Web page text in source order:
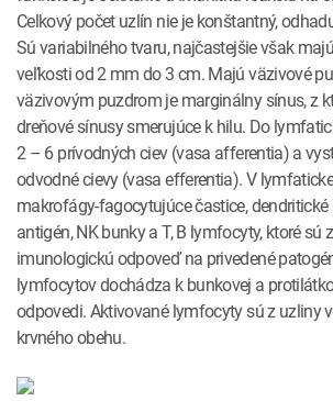
Celkový počet uzlín nie je konštantný,
Sú variabilného tvaru, najčastejšie však
veľkosti od 2 mm do 3 cm. Majú väzivové
väzivovým puzdrom je marginálny sínus, z
dreňové sínusy smerujúce k hilu. Do
2 – 6 prívodných ciev (vasa afferentia) a
odvodné cievy (vasa efferentia). V
makrofágy­‑fagocytujúce častice,
antigén, NK bunky a T, B lymfocyty, ktoré sú
imunologickú odpoveď na privedené
lymfocytov dochádza k bunkovej a
odpovedi. Aktivované lymfocyty sú z uzliny
krvného obehu.